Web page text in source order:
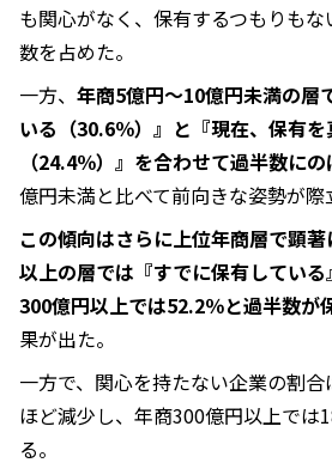
も関心がなく、保有するつもりも
数を占めた。
一方、 年商5億円〜10億円未満の層
いる（30.6％）』と『現在、保有
（24.4％）』を合わせて過半数にの
億円未満と比べて前向きな姿勢が際
この傾向はさらに上位年商層で顕
以上の層では『すでに保有してい
300億円以上では52.2％と過半数が
果が出た。
一方で、関心を持たない企業の割
ほど減少し、年商300億円以上では
る。